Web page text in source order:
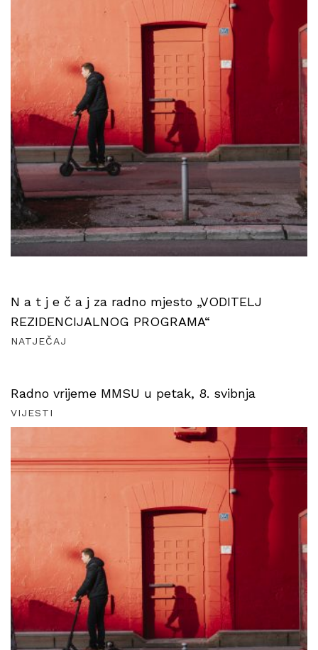
N a t j e č a j za radno mjesto „VODITELJ
REZIDENCIJALNOG PROGRAMA“
NATJEČAJ
Radno vrijeme MMSU u petak, 8. svibnja
VIJESTI